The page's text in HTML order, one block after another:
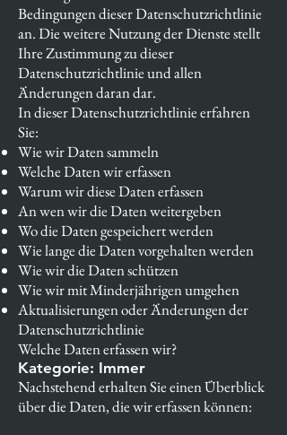
Bedingungen dieser Datenschutzrichtlinie
an. Die weitere Nutzung der Dienste stellt
Ihre Zustimmung zu dieser
Datenschutzrichtlinie und allen
Änderungen daran dar.
In dieser Datenschutzrichtlinie erfahren
Sie:
Wie wir Daten sammeln
Welche Daten wir erfassen
Warum wir diese Daten erfassen
An wen wir die Daten weitergeben
Wo die Daten gespeichert werden
Wie lange die Daten vorgehalten werden
Wie wir die Daten schützen
Wie wir mit Minderjährigen umgehen
Aktualisierungen oder Änderungen der
Datenschutzrichtlinie
Welche Daten erfassen wir?
Kategorie: Immer
Nachstehend erhalten Sie einen Überblick
über die Daten, die wir erfassen können: